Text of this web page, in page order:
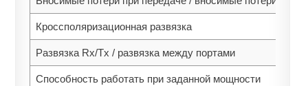
Кроссполяризационная развязка
Развязка Rx/Tx / развязка между портами
Способность работать при заданной мощности